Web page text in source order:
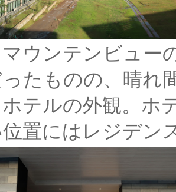
ウンテンビュー
たものの、晴れ
テルの外観。ホ
置にはレジデン